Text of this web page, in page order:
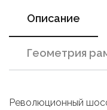
Описание
Геометрия
Революционный